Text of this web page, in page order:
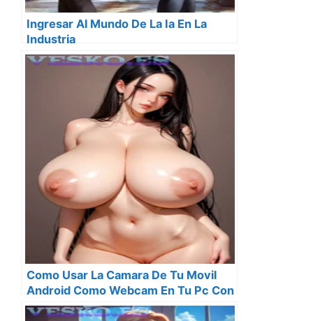
Ingresar Al Mundo De La Ia En La
Industria
Como Usar La Camara De Tu Movil
Android Como Webcam En Tu Pc Con
Windows